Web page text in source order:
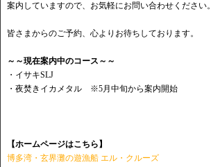
案内していますので、お気軽にお問い合わせください。
皆さまからのご予約、心よりお待ちしております。
～～現在案内中のコース～～
・イサキSLJ
・夜焚きイカメタル ※5月中旬から案内開始
【ホームページはこちら】
博多湾・玄界灘の遊漁船 エル・クルーズ